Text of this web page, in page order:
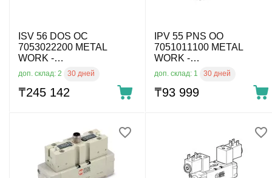
ISV 56 DOS OC
7053022200 METAL
WORK -
Пневмораспределитель
по ISO 5599 эл.. упр., 5/3
выхлоп, ISO 1, без катуш.
доп. склад: 2 30 дней
₸245 142
IPV 55 PNS OO
7051011100 METAL
WORK -
Пневмораспределитель
по ISO 5599 пневм. упр.,
5/2 моност., ISO 1
доп. склад: 1 30 дней
₸93 999